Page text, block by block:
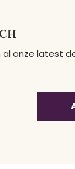
onze latest